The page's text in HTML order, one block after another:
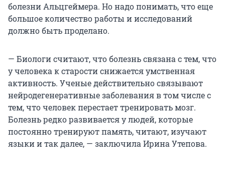
болезни Альцгеймера. Но надо понимать, что еще
большое количество работы и исследований
должно быть проделано.
— Биологи считают, что болезнь связана с тем, что
у человека к старости снижается умственная
активность. Ученые действительно связывают
нейродегенеративные заболевания в том числе с
тем, что человек перестает тренировать мозг.
Болезнь редко развивается у людей, которые
постоянно тренируют память, читают, изучают
языки и так далее, — заключила Ирина Утепова.